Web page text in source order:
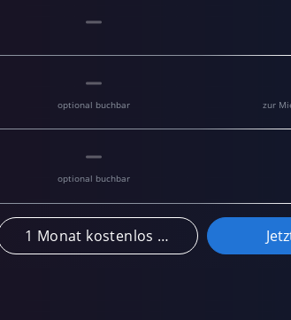
optional buchbar zur
optional buchbar
1 Monat kostenlos testen